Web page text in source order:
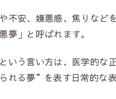
不安、嫌悪感、焦りなど
夢」と呼ばれます。
いう言い方は、医学的な
れる夢”を表す日常的な表